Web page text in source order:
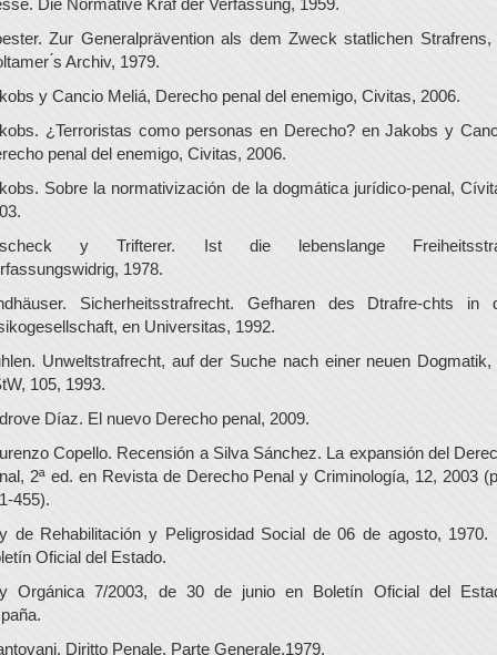
Die Normative Kraf der Verfassung, 1959.
Zur Generalprävention als dem Zweck statlichen Strafrens,
́s Archiv, 1979.
y Cancio Meliá, Derecho penal del enemigo, Civitas, 2006.
¿Terroristas como personas en Derecho? en Jakobs y
penal del enemigo, Civitas, 2006.
Sobre la normativización de la dogmática jurídico-penal,
y Trifterer. Ist die lebenslange
1978.
Sicherheitsstrafrecht. Gefharen des Dtrafre-chts in
en Universitas, 1992.
Unweltstrafrecht, auf der Suche nach einer neuen Dogmatik,
105, 1993.
Díaz. El nuevo Derecho penal, 2009.
Copello. Recensión a Silva Sánchez. La expansión del
2ª ed. en Revista de Derecho Penal y Criminología, 12, 2003
455).
de Rehabilitación y Peligrosidad Social de 06 de agosto, 1970.
Oficial del Estado.
Orgánica 7/2003, de 30 de junio en Boletín Oficial del
Diritto Penale, Parte Generale,1979.